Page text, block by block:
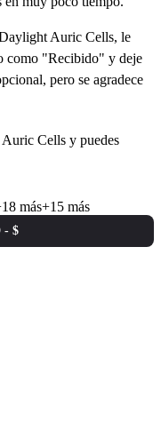
Auric Cells, le
como "Recibido" y deje
pero se agradece
Cells y puedes
más+15 más
- $